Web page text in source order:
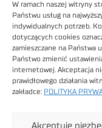
W ramach naszej witryny
Państwu usług na
indywidualnych potrzeb.
dotyczących cookies
zamieszczane na Państwa
Państwo zmienić
internetowej. Akceptacja
prawidłowego działania
zakładce: POLITYKA
Akceptuję
Regulamin sklepu
Obrazy stockowe
autorstwa